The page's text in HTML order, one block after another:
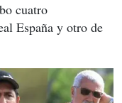
cuatro
España y otro de